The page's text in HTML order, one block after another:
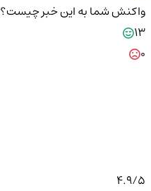
واکنش شما به این خبر چیست؟
13
0
4.9/5